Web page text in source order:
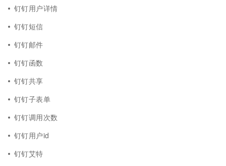
钉钉用户详情
钉钉短信
钉钉邮件
钉钉函数
钉钉共享
钉钉子表单
钉钉调用次数
钉钉用户id
钉钉艾特